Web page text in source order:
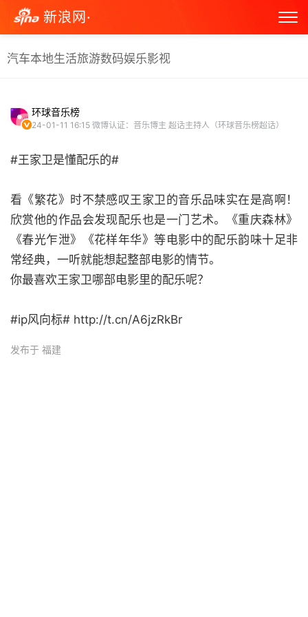
新浪网·
汽车本地生活旅游数码娱乐影视
环球音乐榜
24-01-11 16:15 微博认证：音乐博主 超话主持人（环球音乐榜超话）
#王家卫是懂配乐的#
看《繁花》时不禁感叹王家卫的音乐品味实在是高啊！
欣赏他的作品会发现配乐也是一门艺术。《重庆森林》
《春光乍泄》《花样年华》等电影中的配乐韵味十足非
常经典，一听就能想起整部电影的情节。
你最喜欢王家卫哪部电影里的配乐呢？
#ip风向标# http://t.cn/A6jzRkBr ​
发布于 福建